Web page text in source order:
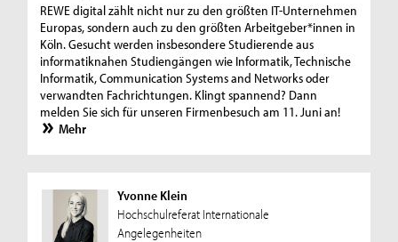
REWE digital zählt nicht nur zu den größten IT-Unternehmen
Europas, sondern auch zu den größten Arbeitgeber*innen in
Köln. Gesucht werden insbesondere Studierende aus
informatiknahen Studiengängen wie Informatik, Technische
Informatik, Communication Systems and Networks oder
verwandten Fachrichtungen. Klingt spannend? Dann
melden Sie sich für unseren Firmenbesuch am 11. Juni an!
Mehr
Yvonne Klein
Hochschulreferat Internationale
Angelegenheiten